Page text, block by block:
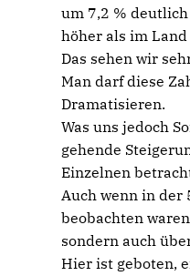
um 7,2 %
höher als im
Das sehen wir
Man darf diese
Dramatisieren.
Was uns jedoch
gehende
Einzelnen
Auch wenn in der
beobachten
sondern auch
Hier ist geboten,